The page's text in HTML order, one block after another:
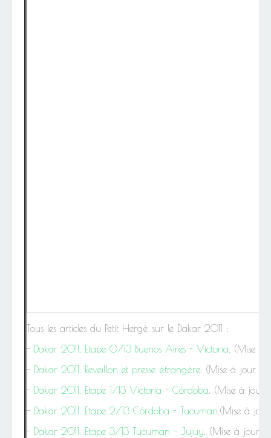
Tous les articles du Petit Hergé sur le Dakar 2011 :
- Dakar 2011. Etape 0/13 Buenos Aires - Victoria . (Mise
- Dakar 2011. Reveillon et presse étrangère . (Mise à jour
- Dakar 2011. Etape 1/13 Victoria - Córdoba . (Mise à jour
- Dakar 2011. Etape 2/13 Córdoba - Tucuman .(Mise à
- Dakar 2011. Etape 3/13 Tucuman - Jujuy . (Mise à jour